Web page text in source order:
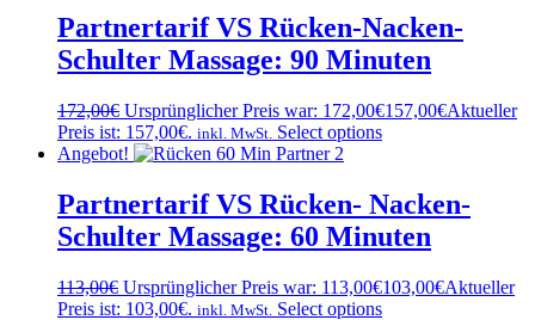
Partnertarif VS Rücken-Nacken-
Schulter Massage: 90 Minuten
172,00€ Ursprünglicher Preis war: 172,00€157,00€Aktueller
Preis ist: 157,00€. inkl. MwSt. Select options
Angebot!
Partnertarif VS Rücken- Nacken-
Schulter Massage: 60 Minuten
113,00€ Ursprünglicher Preis war: 113,00€103,00€Aktueller
Preis ist: 103,00€. inkl. MwSt. Select options